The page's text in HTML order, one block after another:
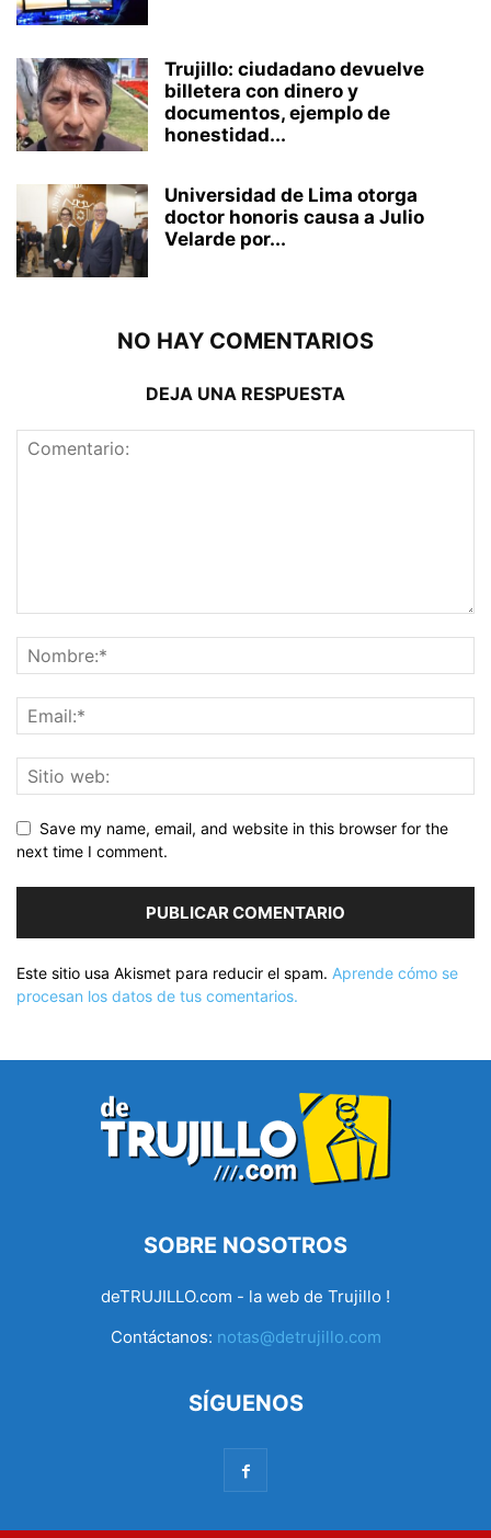
Trujillo: ciudadano devuelve
billetera con dinero y
documentos, ejemplo de
honestidad...
Universidad de Lima otorga
doctor honoris causa a Julio
Velarde por...
NO HAY COMENTARIOS
DEJA UNA RESPUESTA
Save my name, email, and website in this browser for the
next time I comment.
Este sitio usa Akismet para reducir el spam. Aprende cómo se
procesan los datos de tus comentarios.
SOBRE NOSOTROS
deTRUJILLO.com - la web de Trujillo !
Contáctanos: notas@detrujillo.com
SÍGUENOS